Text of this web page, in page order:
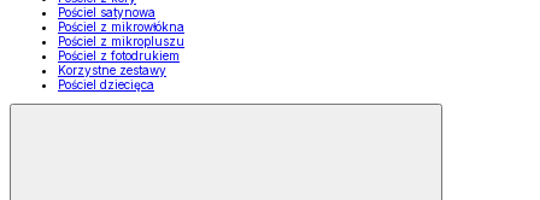
Pościel satynowa
Pościel z mikrowłókna
Pościel z mikropluszu
Pościel z fotodrukiem
Korzystne zestawy
Pościel dziecięca